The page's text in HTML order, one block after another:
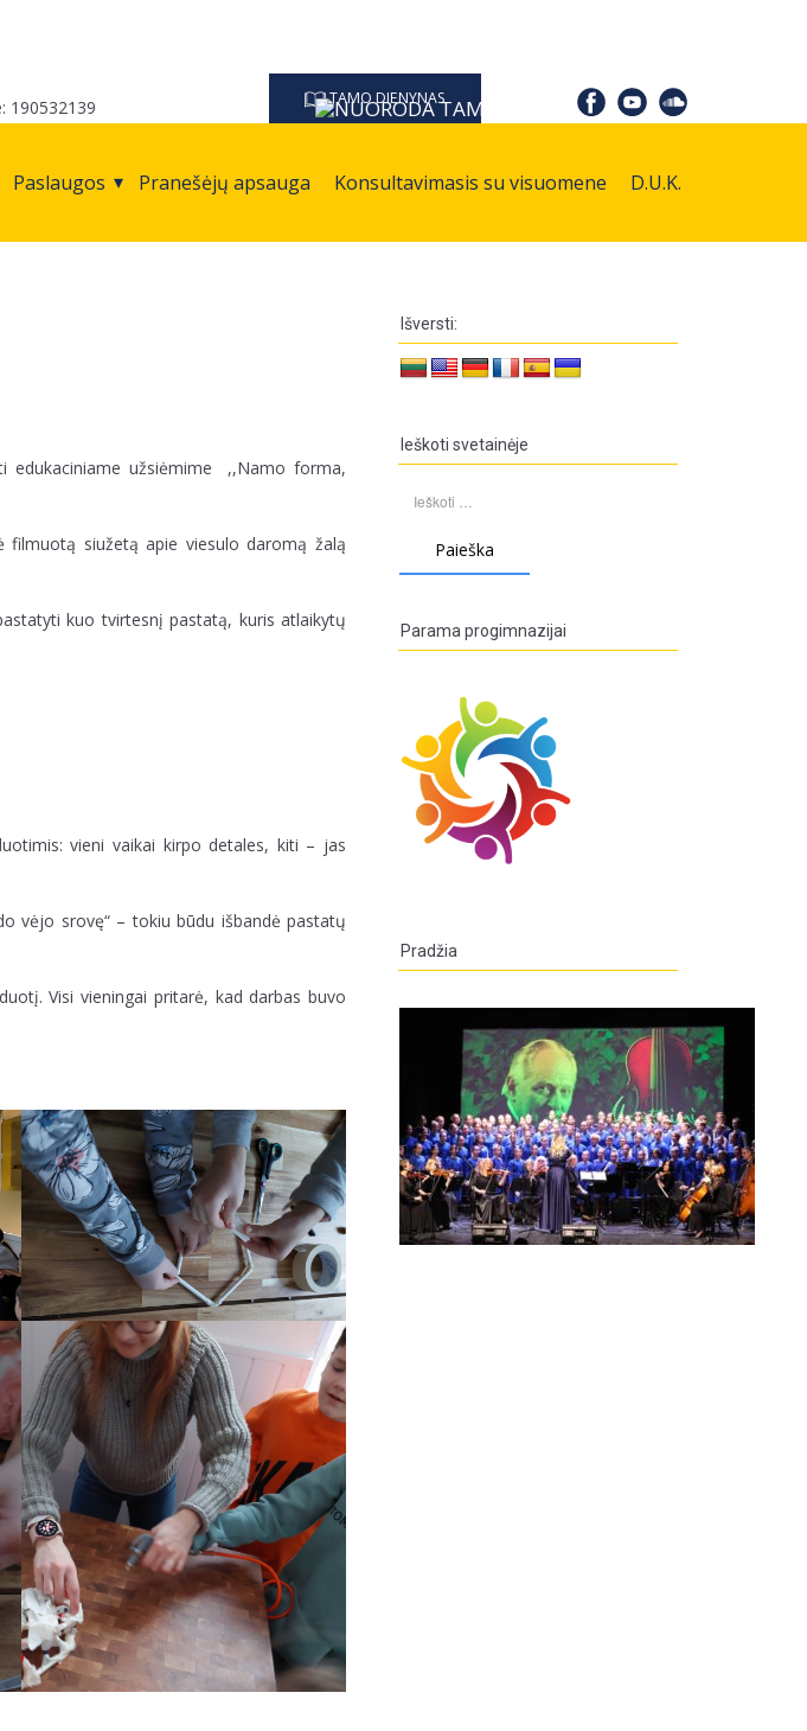
TAMO DIENYNAS
190532139
Paslaugos Pranešėjų apsauga Konsultavimasis su visuomene D.U.K.
užsiėmime ,,Namo forma,
filmuotą siužetą apie viesulo daromą žalą
kuo tvirtesnį pastatą, kuris atlaikytų
vieni vaikai kirpo detales, kiti – jas
vėjo srovę“ – tokiu būdu išbandė pastatų
Visi vieningai pritarė, kad darbas buvo
Išversti:
Ieškoti svetainėje
Parama progimnazijai
Pradžia